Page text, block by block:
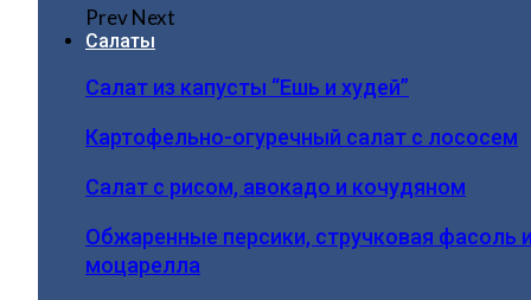
PrevNext
Салаты
Салат из капусты “Ешь и худей”
Картофельно-огуречный салат с лососем
Салат с рисом, авокадо и кочудяном
Обжаренные персики, стручковая фасоль
моцарелла